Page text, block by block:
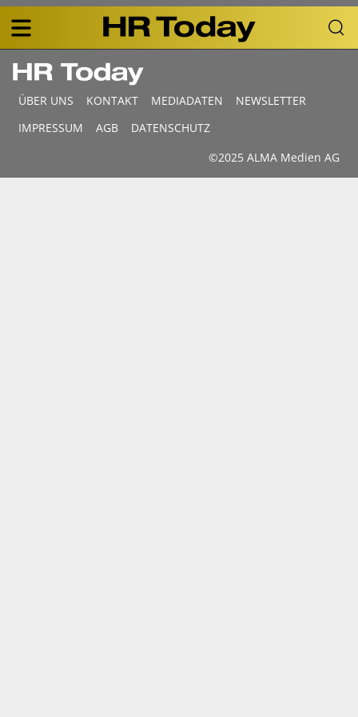
Skip
content
Plattform
für
Human
Resources
Main
navigation
DE
ÜBER UNS KONTAKT MEDIADATEN
NEWSLETTER
IMPRESSUM
AGB
DATENSCHUTZ
©2025 ALMA Medien AG